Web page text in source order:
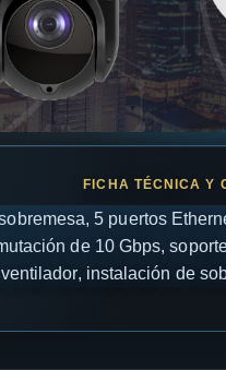
5 puertos
de 10 Gbps,
instalación de